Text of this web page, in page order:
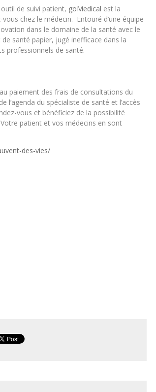
de suivi patient, goMedical est la
chez le médecin. Entouré d’une équipe
dans le domaine de la santé avec le
santé papier, jugé inefficace dans la
professionnels de santé.
paiement des frais de consultations du
du spécialiste de santé et l’accès
vous et bénéficiez de la possibilité
patient et vos médecins en sont
des-vies/